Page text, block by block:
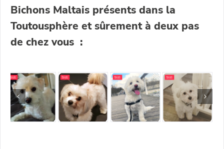
Bichons Maltais présents dans la
Toutousphère et sûrement à deux pas
de chez vous :